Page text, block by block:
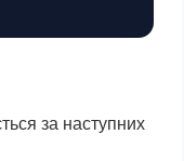
за наступних